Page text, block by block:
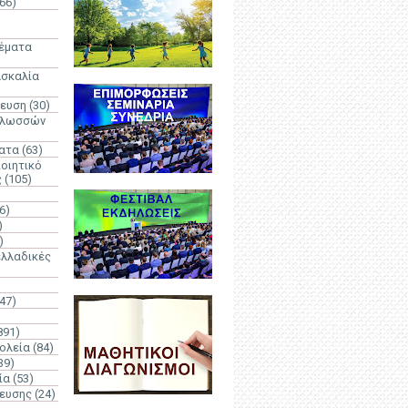
(30)
(63)
(105)
(84)
(53)
(24)